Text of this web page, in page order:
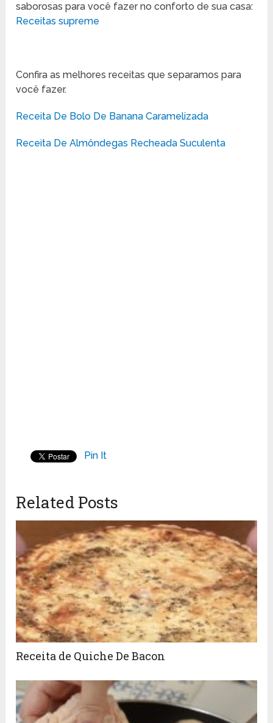
saborosas para você fazer no conforto de sua casa:
Receitas supreme
Confira as melhores receitas que separamos para
você fazer.
Receita De Bolo De Banana Caramelizada
Receita De Almôndegas Recheada Suculenta
Pin It
Related Posts
Receita de Quiche De Bacon